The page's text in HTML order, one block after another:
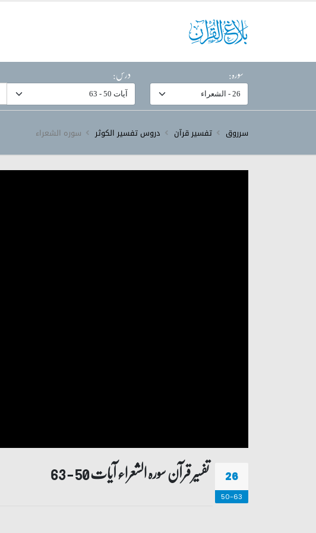
سورہ:
درس:
سرروق تفسیر قرآن دروس تفسیر الکوثر سورہ ‎الشعراء
26
50-63
تفسیر قرآن سورہ ‎الشعراء آیات 50 - 63